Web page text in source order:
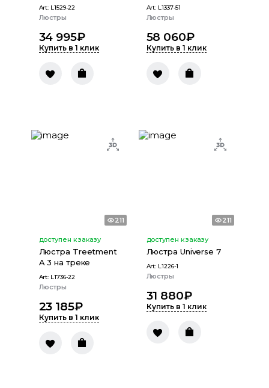
Art: L1529-22
Люстры
34 995₽
Купить в 1 клик
Art: L1337-51
Люстры
58 060₽
Купить в 1 клик
211
доступен к заказу
Люстра Treetment
A 3 на треке
Art: L1736-22
Люстры
23 185₽
Купить в 1 клик
211
доступен к заказу
Люстра Universe 7
Art: L1226-1
Люстры
31 880₽
Купить в 1 клик